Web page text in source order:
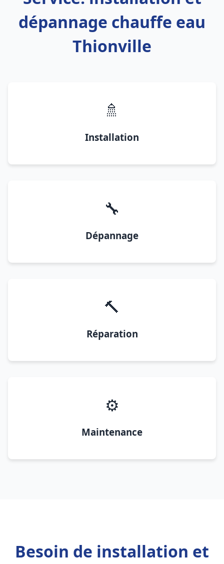
dépannage chauffe eau
Thionville
🚿
Installation
🔧
Dépannage
🔨
Réparation
⚙️
Maintenance
Besoin de installation et